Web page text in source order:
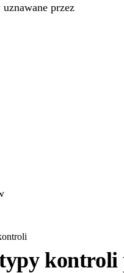
uznawane przez
kontroli